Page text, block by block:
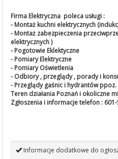
Firma Elektryczna poleca usługi :
- Montaż kuchni elektrycznych
- Montaż zabezpieczenia
elektrycznych )
- Pogotowie Eklektyczne
- Pomiary Elektryczne
- Pomiary Oświetlenia
- Odbiory , przeglądy , porady i
- Przeglądy gaśnic i hydrantów ppoz.
Teren działania Poznań i okoliczne
Zgłoszenia i informacje telefon :
Informacje dodatkowe do